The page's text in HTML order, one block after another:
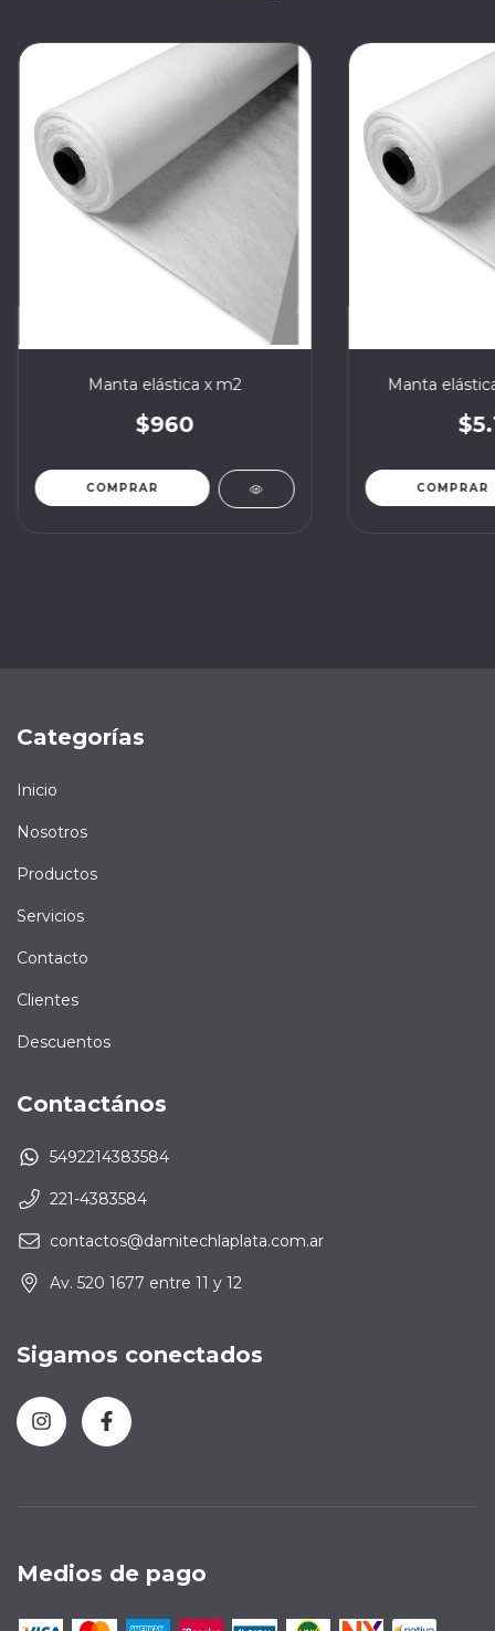
Manta elástica x m2
$960
Manta
Categorías
Inicio
Nosotros
Productos
Servicios
Contacto
Clientes
Descuentos
Contactános
5492214383584
221-4383584
contactos@damitechlaplata.com.ar
Av. 520 1677 entre 11 y 12
Sigamos conectados
Medios de pago